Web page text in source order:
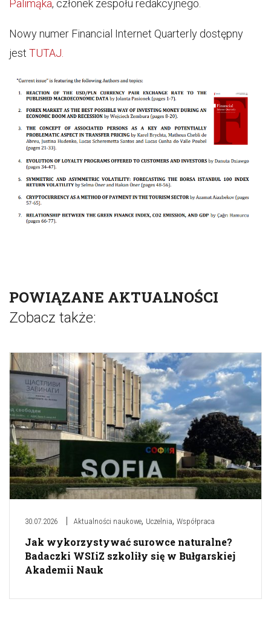
Palimąka, członek zespołu redakcyjnego.
Nowy numer Financial Internet Quarterly dostępny
jest TUTAJ.
POWIĄZANE AKTUALNOŚCI
Zobacz także:
30.07.2026 Aktualności naukowe, Uczelnia, Współpraca
Jak wykorzystywać surowce naturalne?
Badaczki WSIiZ szkoliły się w Bułgarskiej
Akademii Nauk